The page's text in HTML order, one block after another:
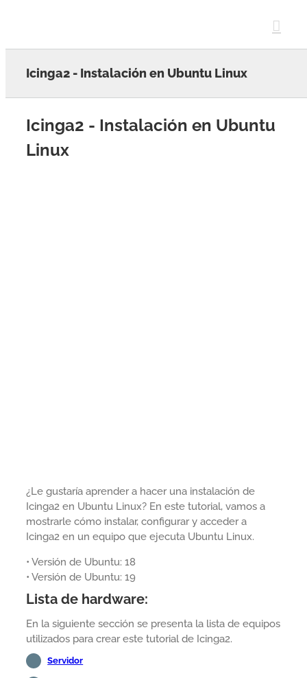
Icinga2 - Instalación en Ubuntu Linux
Icinga2 - Instalación en Ubuntu
Linux
¿Le gustaría aprender a hacer una instalación de
Icinga2 en Ubuntu Linux? En este tutorial, vamos a
mostrarle cómo instalar, configurar y acceder a
Icinga2 en un equipo que ejecuta Ubuntu Linux.
• Versión de Ubuntu: 18
• Versión de Ubuntu: 19
Lista de hardware:
En la siguiente sección se presenta la lista de equipos
utilizados para crear este tutorial de Icinga2.
Servidor